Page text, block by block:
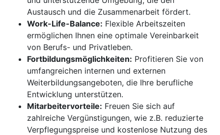
Austausch und die Zusammenarbeit fördert.
Work-Life-Balance: Flexible Arbeitszeiten
ermöglichen Ihnen eine optimale Vereinbarkeit
von Berufs- und Privatleben.
Fortbildungsmöglichkeiten: Profitieren Sie von
umfangreichen internen und externen
Weiterbildungsangeboten, die Ihre berufliche
Entwicklung unterstützen.
Mitarbeitervorteile: Freuen Sie sich auf
zahlreiche Vergünstigungen, wie z.B. reduzierte
Verpflegungspreise und kostenlose Nutzung des